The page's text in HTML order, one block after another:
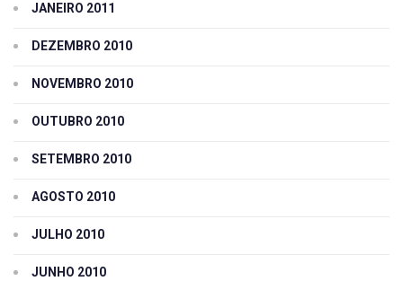
JANEIRO 2011
DEZEMBRO 2010
NOVEMBRO 2010
OUTUBRO 2010
SETEMBRO 2010
AGOSTO 2010
JULHO 2010
JUNHO 2010